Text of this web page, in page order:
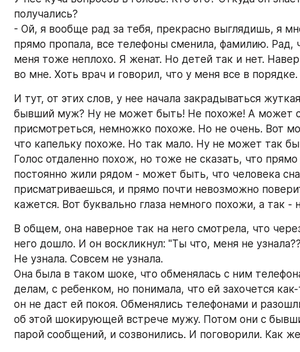
получались?
- Ой, я вообще рад за тебя, прекрасно выглядишь, я
прямо пропала, все телефоны сменила, фамилию. Рад,
меня тоже неплохо. Я женат. Но детей так и нет.
во мне. Хоть врач и говорил, что у меня все в порядке.
И тут, от этих слов, у нее начала закрадываться
бывший муж? Ну не может быть! Не похоже! А может
присмотреться, немножко похоже. Но не очень. Вот
что капельку похоже. Но так мало. Ну не может так
Голос отдаленно похож, но тоже не сказать, что
постоянно жили рядом - может быть, что человека
присматриваешься, и прямо почти невозможно
кажется. Вот буквально глаза немного похожи, а так -
В общем, она наверное так на него смотрела, что
него дошло. И он воскликнул: "Ты что, меня не
Не узнала. Совсем не узнала.
Она была в таком шоке, что обменялась с ним
делам, с ребенком, но понимала, что ей захочется
он не даст ей покоя. Обменялись телефонами и
об этой шокирующей встрече мужу. Потом они с
парой сообщений, и созвонились. И поговорили. Как